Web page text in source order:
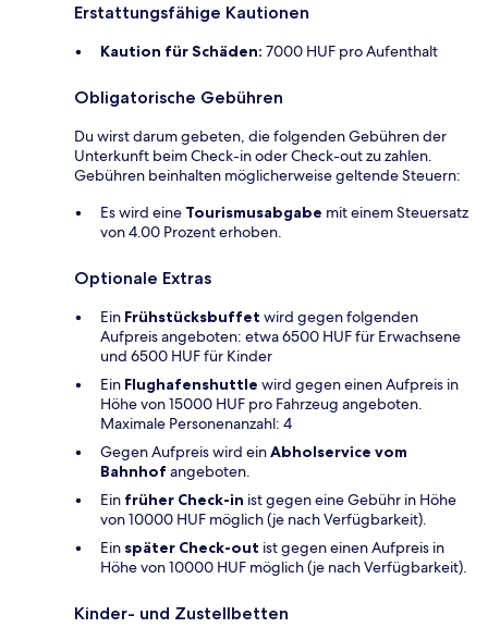
Erstattungsfähige Kautionen
Kaution für Schäden: 7000 HUF pro Aufenthalt
Obligatorische Gebühren
Du wirst darum gebeten, die folgenden Gebühren der
Unterkunft beim Check-in oder Check-out zu zahlen.
Gebühren beinhalten möglicherweise geltende Steuern:
Es wird eine Tourismusabgabe mit einem Steuersatz
von 4.00 Prozent erhoben.
Optionale Extras
Ein Frühstücksbuffet wird gegen folgenden
Aufpreis angeboten: etwa 6500 HUF für Erwachsene
und 6500 HUF für Kinder
Ein Flughafenshuttle wird gegen einen Aufpreis in
Höhe von 15000 HUF pro Fahrzeug angeboten.
Maximale Personenanzahl: 4
Gegen Aufpreis wird einAbholservice vom
Bahnhof angeboten.
Ein früher Check-in ist gegen eine Gebühr in Höhe
von 10000 HUF möglich (je nach Verfügbarkeit).
Ein später Check-out ist gegen einen Aufpreis in
Höhe von 10000 HUF möglich (je nach Verfügbarkeit).
Kinder- und Zustellbetten